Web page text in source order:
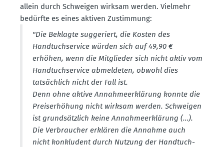
allein durch Schweigen wirksam werden. Vielmehr
bedürfte es eines aktiven Zustimmung:
"Die Beklagte sugge­riert, die Kosten des
Handtuch­service würden sich auf 49,90 €
erhöhen, wenn die Mitglieder sich nicht aktiv vom
Handtuch­service abmel­deten, obwohl dies
tatsächlich nicht der Fall ist.
Denn ohne aktive Annah­me­er­klärung konnte die
Preis­er­höhung nicht wirksam werden. Schweigen
ist grund­sätzlich keine Annah­me­er­klärung (…).
Die Verbraucher erklären die Annahme auch
nicht konkludent durch Nutzung der Handtuch­